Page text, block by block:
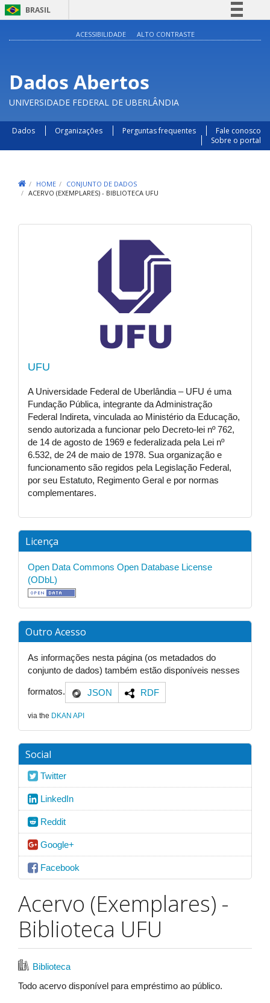
BRASIL
Legislação
Canais
ACESSIBILIDADE ALTO CONTRASTE
Dados Abertos
UNIVERSIDADE FEDERAL DE UBERLÂNDIA
Dados Organizações Perguntas frequentes
Fale conosco
Sobre o portal
HOME
CONJUNTO DE DADOS
ACERVO (EXEMPLARES) - BIBLIOTECA UFU
UFU
A Universidade Federal de Uberlândia – UFU é uma
Fundação Pública, integrante da Administração
Federal Indireta, vinculada ao Ministério da Educação,
sendo autorizada a funcionar pelo Decreto-lei nº 762,
de 14 de agosto de 1969 e federalizada pela Lei nº
6.532, de 24 de maio de 1978. Sua organização e
funcionamento são regidos pela Legislação Federal,
por seu Estatuto, Regimento Geral e por normas
complementares.
Licença
Open Data Commons Open Database License
(ODbL)
Outro Acesso
As informações nesta página (os metadados do
conjunto de dados) também estão disponíveis nesses
formatos. JSON RDF
via the DKAN API
Social
Twitter
LinkedIn
Reddit
Google+
Facebook
Acervo (Exemplares) -
Biblioteca UFU
Biblioteca
Todo acervo disponível para empréstimo ao público.